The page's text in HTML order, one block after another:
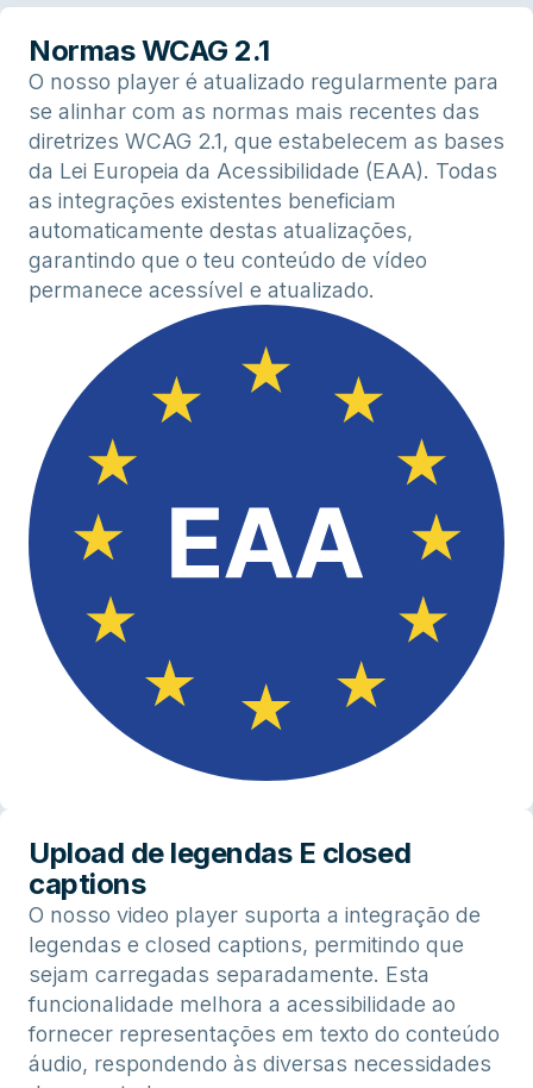
Normas WCAG 2.1
O nosso player é atualizado regularmente para
se alinhar com as normas mais recentes das
diretrizes WCAG 2.1, que estabelecem as bases
da Lei Europeia da Acessibilidade (EAA). Todas
as integrações existentes beneficiam
automaticamente destas atualizações,
garantindo que o teu conteúdo de vídeo
permanece acessível e atualizado.
Upload de legendas E closed
captions
O nosso video player suporta a integração de
legendas e closed captions, permitindo que
sejam carregadas separadamente. Esta
funcionalidade melhora a acessibilidade ao
fornecer representações em texto do conteúdo
áudio, respondendo às diversas necessidades